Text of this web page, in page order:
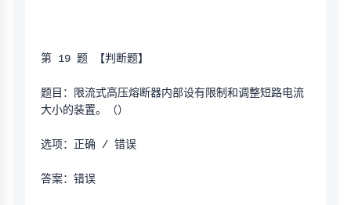
第 19 题 【判断题】
题目：限流式高压熔断器内部设有限制和调整短路电流
大小的装置。（）
选项：正确 / 错误
答案：错误